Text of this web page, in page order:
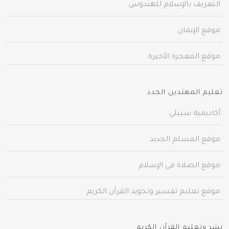
التعريف بالإسلام للهندوس
موقع الإيمان
موقع المعجزة الأخيرة
تعليم المهتدين الجدد
أكاديمية سبيلي
موقع المسلم الجديد
موقع الصلاة في الإسلام
موقع تعليم تفسير وتجويد القرآن الكريم